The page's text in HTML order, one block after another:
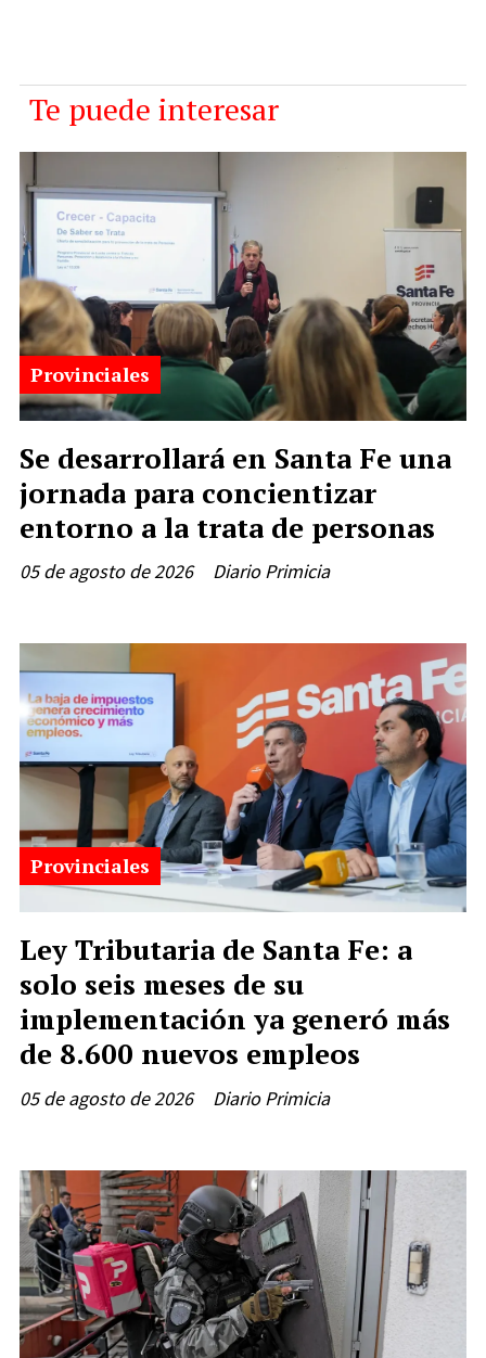
Te puede interesar
Se desarrollará en Santa Fe una
jornada para concientizar
entorno a la trata de personas
Diario Primicia
Provinciales
05 de agosto de 2026
Ley Tributaria de Santa Fe: a
solo seis meses de su
implementación ya generó más
de 8.600 nuevos empleos
Diario Primicia
Provinciales
05 de agosto de 2026